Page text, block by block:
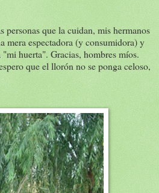
personas que la cuidan, mis hermanos
mera espectadora (y consumidora) y
huerta". Gracias, hombres míos.
que el llorón no se ponga celoso,